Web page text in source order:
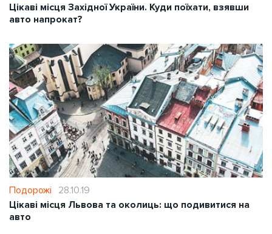
Цікаві місця Західної України. Куди поїхати, взявши
авто напрокат?
Подорожі
28.10.19
Цікаві місця Львова та околиць: що подивитися на
авто